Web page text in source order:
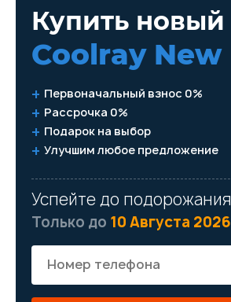
Купить новый
Coolray New
Первоначальный взнос 0%
Рассрочка 0%
Подарок на выбор
Улучшим любое предложение
Успейте до подорожания
Только до 10 Августа 2026